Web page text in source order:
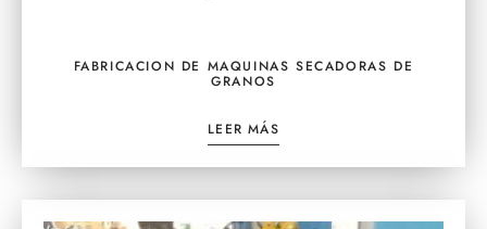
FABRICACION DE MAQUINAS SECADORAS DE
GRANOS
LEER MÁS